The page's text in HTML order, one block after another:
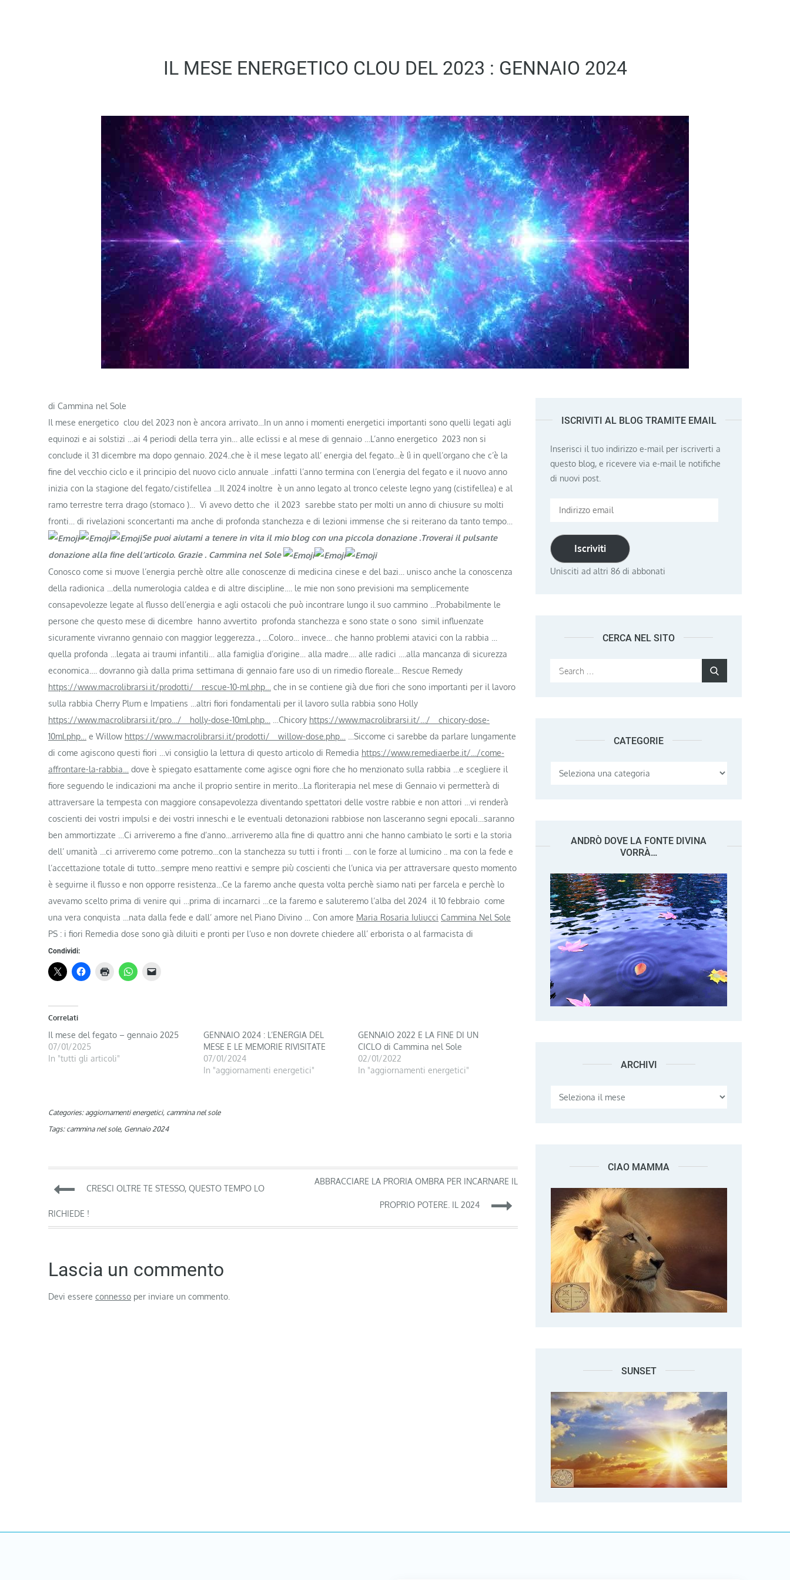
IL MESE ENERGETICO CLOU DEL 2023 : GENNAIO 2024
di Cammina nel Sole
Il mese energetico clou del 2023 non è ancora arrivato…In un anno i momenti energetici importanti sono quelli legati agli
equinozi e ai solstizi …ai 4 periodi della terra yin… alle eclissi e al mese di gennaio …L’anno energetico 2023 non si
conclude il 31 dicembre ma dopo gennaio. 2024..che è il mese legato all’ energia del fegato…è lì in quell’organo che c’è la
fine del vecchio ciclo e il principio del nuovo ciclo annuale ..infatti l’anno termina con l’energia del fegato e il nuovo anno
inizia con la stagione del fegato/cistifellea …Il 2024 inoltre è un anno legato al tronco celeste legno yang (cistifellea) e al
ramo terrestre terra drago (stomaco )… Vi avevo detto che il 2023 sarebbe stato per molti un anno di chiusure su molti
fronti… di rivelazioni sconcertanti ma anche di profonda stanchezza e di lezioni immense che si reiterano da tanto tempo…
Se puoi aiutami a tenere in vita il mio blog con una piccola donazione .Troverai il pulsante
donazione alla fine dell’articolo. Grazie . Cammina nel Sole
Conosco come si muove l’energia perchè oltre alle conoscenze di medicina cinese e del bazi… unisco anche la conoscenza
della radionica …della numerologia caldea e di altre discipline…. le mie non sono previsioni ma semplicemente
consapevolezze legate al flusso dell’energia e agli ostacoli che può incontrare lungo il suo cammino …Probabilmente le
persone che questo mese di dicembre hanno avvertito profonda stanchezza e sono state o sono simil influenzate
sicuramente vivranno gennaio con maggior leggerezza.., …Coloro… invece… che hanno problemi atavici con la rabbia …
quella profonda …legata ai traumi infantili… alla famiglia d’origine… alla madre…. alle radici ….alla mancanza di sicurezza
economica…. dovranno già dalla prima settimana di gennaio fare uso di un rimedio floreale… Rescue Remedy
https://www.macrolibrarsi.it/prodotti/__rescue-10-ml.php…
che in se contiene già due fiori che sono importanti per il lavoro
sulla rabbia Cherry Plum e Impatiens …altri fiori fondamentali per il lavoro sulla rabbia sono Holly
https://www.macrolibrarsi.it/pro…/__holly-dose-10ml.php…
…Chicory https://www.macrolibrarsi.it/…/__chicory-dose-
10ml.php…
e Willow https://www.macrolibrarsi.it/prodotti/__willow-dose.php…
…Siccome ci sarebbe da parlare lungamente
di come agiscono questi fiori …vi consiglio la lettura di questo articolo di Remedia https://www.remediaerbe.it/…/come-
affrontare-la-rabbia…
dove è spiegato esattamente come agisce ogni fiore che ho menzionato sulla rabbia …e scegliere il
fiore seguendo le indicazioni ma anche il proprio sentire in merito…La floriterapia nel mese di Gennaio vi permetterà di
attraversare la tempesta con maggiore consapevolezza diventando spettatori delle vostre rabbie e non attori …vi renderà
coscienti dei vostri impulsi e dei vostri inneschi e le eventuali detonazioni rabbiose non lasceranno segni epocali…saranno
ben ammortizzate …Ci arriveremo a fine d’anno…arriveremo alla fine di quattro anni che hanno cambiato le sorti e la storia
dell’ umanità …ci arriveremo come potremo…con la stanchezza su tutti i fronti … con le forze al lumicino .. ma con la fede e
l’accettazione totale di tutto…sempre meno reattivi e sempre più coscienti che l’unica via per attraversare questo momento
è seguirne il flusso e non opporre resistenza…Ce la faremo anche questa volta perchè siamo nati per farcela e perchè lo
avevamo scelto prima di venire qui …prima di incarnarci …ce la faremo e saluteremo l’alba del 2024 il 10 febbraio come
una vera conquista …nata dalla fede e dall’ amore nel Piano Divino … Con amore Maria Rosaria Iuliucci Cammina Nel Sole
PS : i fiori Remedia dose sono già diluiti e pronti per l’uso e non dovrete chiedere all’ erborista o al farmacista di
Condividi:
Correlati
Il mese del fegato – gennaio 2025
07/01/2025
In "tutti gli articoli"
GENNAIO 2024 : L’ENERGIA DEL
MESE E LE MEMORIE RIVISITATE
07/01/2024
In "aggiornamenti energetici"
GENNAIO 2022 E LA FINE DI UN
CICLO di Cammina nel Sole
02/01/2022
In "aggiornamenti energetici"
Categories: aggiornamenti energetici, cammina nel sole
Tags: cammina nel sole, Gennaio 2024
Navigazione
articoli
CRESCI OLTRE TE STESSO, QUESTO TEMPO LO
RICHIEDE !
ABBRACCIARE LA PRORIA OMBRA PER INCARNARE IL
PROPRIO POTERE. IL 2024
Lascia un commento
Devi essere connesso per inviare un commento.
ISCRIVITI AL BLOG TRAMITE EMAIL
Inserisci il tuo indirizzo e-mail per iscriverti a
questo blog, e ricevere via e-mail le notifiche
di nuovi post.
Indirizzo
Iscriviti
Unisciti ad altri 86 di abbonati
CERCA NEL SITO
Search
CATEGORIE
Categorie
ANDRÒ DOVE LA FONTE DIVINA
VORRÀ…
ARCHIVI Archivi
CIAO MAMMA
SUNSET